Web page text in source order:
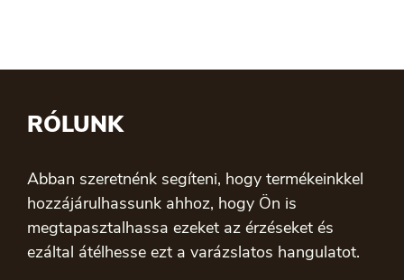
RÓLUNK
Abban szeretnénk segíteni, hogy termékeinkkel
hozzájárulhassunk ahhoz, hogy Ön is
megtapasztalhassa ezeket az érzéseket és
ezáltal átélhesse ezt a varázslatos hangulatot.